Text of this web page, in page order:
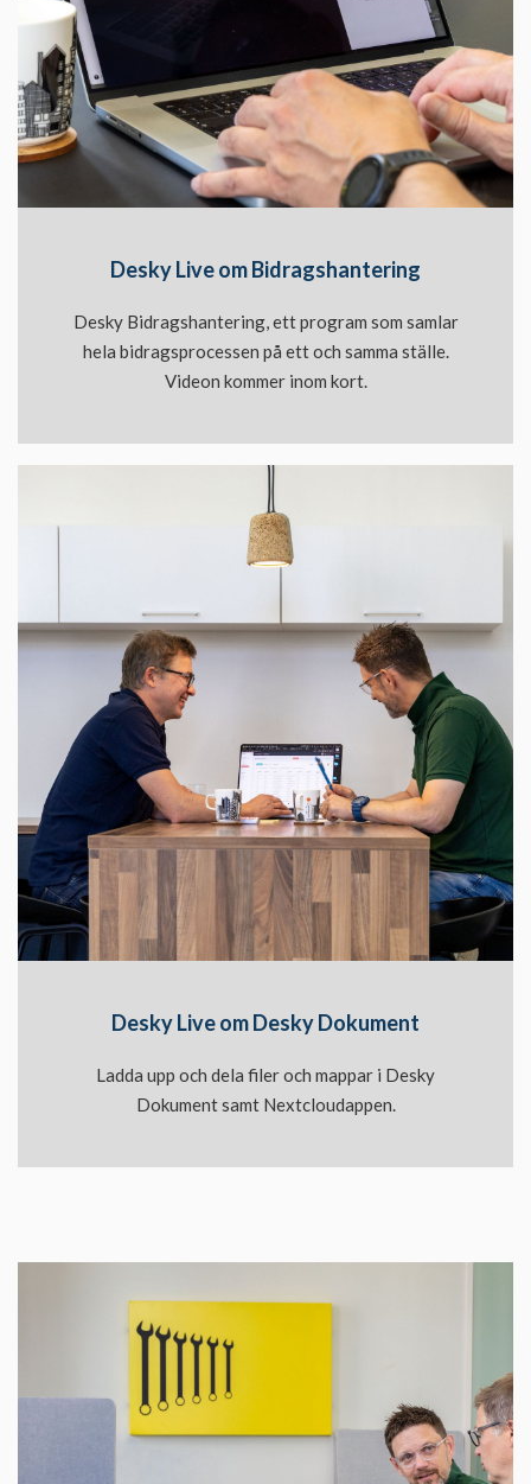
Desky Live om Bidragshantering
Desky Bidragshantering, ett program som samlar
hela bidragsprocessen på ett och samma ställe.
Videon kommer inom kort.
Desky Live om Desky Dokument
Ladda upp och dela filer och mappar i Desky
Dokument samt Nextcloudappen.